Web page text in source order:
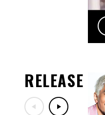
RELEASE